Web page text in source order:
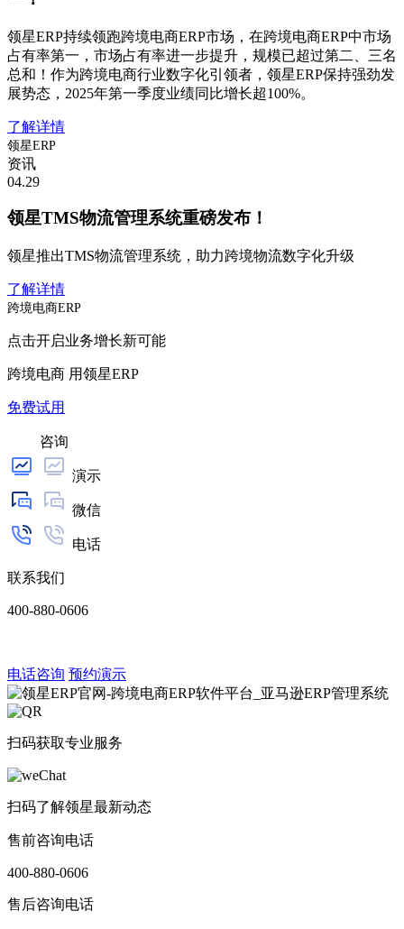
领星ERP持续领跑跨境电商ERP市场，在跨境电商ERP中市场
占有率第一，市场占有率进一步提升，规模已超过第二、三名
总和！作为跨境电商行业数字化引领者，领星ERP保持强劲发
展势态，2025年第一季度业绩同比增长超100%。
了解详情
领星ERP
资讯
04.29
领星TMS物流管理系统重磅发布！
领星推出TMS物流管理系统，助力跨境物流数字化升级
了解详情
跨境电商ERP
点击开启业务增长新可能
跨境电商 用领星ERP
免费试用
咨询
演示
微信
电话
联系我们
400-880-0606
电话咨询 预约演示
扫码获取专业服务
扫码了解领星最新动态
售前咨询电话
400-880-0606
售后咨询电话